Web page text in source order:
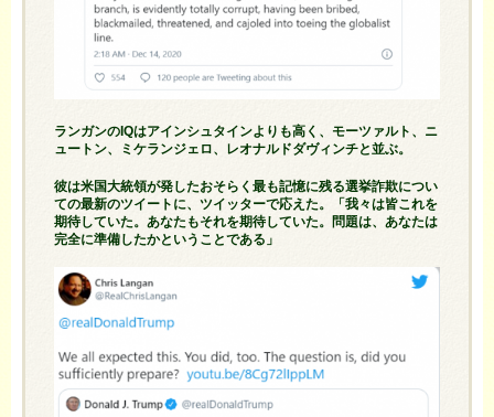
ランガンのIQはアインシュタインよりも高く、モーツァルト、ニ
ュートン、ミケランジェロ、レオナルドダヴィンチと並ぶ。
彼は米国大統領が発したおそらく最も記憶に残る選挙詐欺につい
ての最新のツイートに、ツイッターで応えた。「我々は皆これを
期待していた。あなたもそれを期待していた。問題は、あなたは
完全に準備したかということである」